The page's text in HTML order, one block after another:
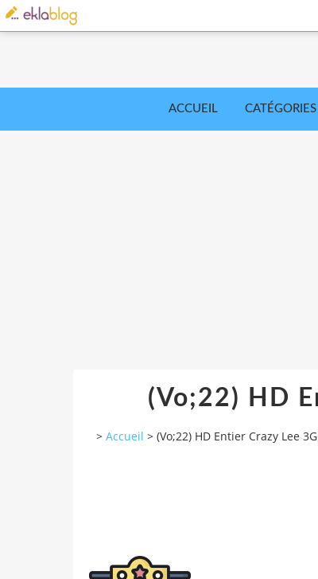
ACCUEIL
(Vo;22) HD
> Accueil > (Vo;22) HD Entier Crazy Lee